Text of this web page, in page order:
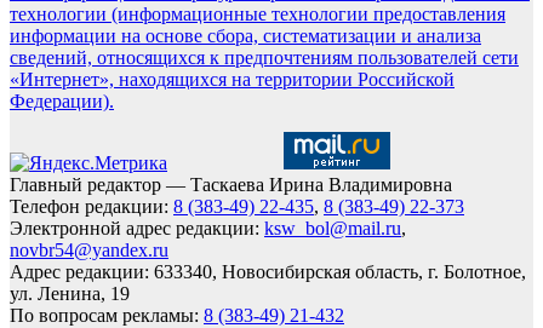
технологии (информационные технологии предоставления
информации на основе сбора, систематизации и анализа
сведений, относящихся к предпочтениям пользователей сети
«Интернет», находящихся на территории Российской
Федерации).
Главный редактор — Таскаева Ирина Владимировна
Телефон редакции: 8 (383-49) 22-435, 8 (383-49) 22-373
Электронной адрес редакции: ksw_bol@mail.ru,
novbr54@yandex.ru
Адрес редакции: 633340, Новосибирская область, г. Болотное,
ул. Ленина, 19
По вопросам рекламы: 8 (383-49) 21-432